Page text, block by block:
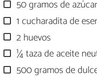
50 gramos de
1 cucharadita de
2 huevos
¼ taza de aceite
500 gramos de